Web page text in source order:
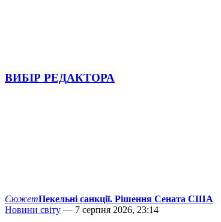
ВИБІР РЕДАКТОРА
СюжетПекельні санкції. Рішення Сената США
Новини світу — 7 серпня 2026, 23:14